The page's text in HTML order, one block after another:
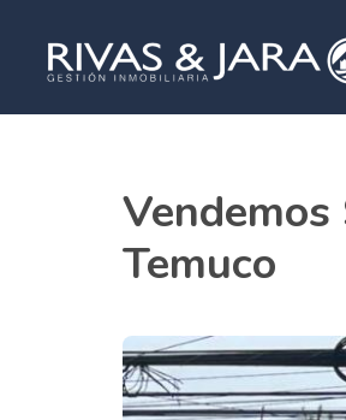
Temuco